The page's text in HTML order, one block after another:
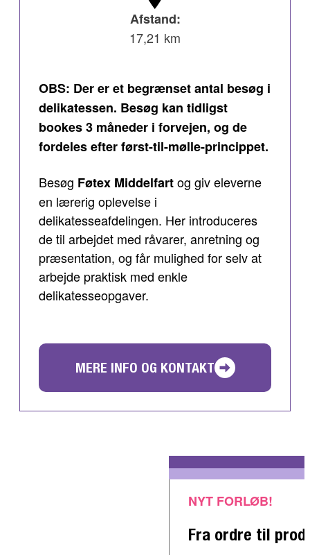
Afstand:
17,21 km
OBS: Der er et begrænset antal besøg i
delikatessen. Besøg kan tidligst
bookes 3 måneder i forvejen, og de
fordeles efter først-til-mølle-princippet.
Besøg Føtex Middelfartog giv eleverne
en lærerig oplevelse i
delikatesseafdelingen. Her introduceres
de til arbejdet med råvarer, anretning og
præsentation, og får mulighed for selv at
arbejde praktisk med enkle
delikatesseopgaver.
MERE INFO OG KONTAKT
NYT FORLØB!
Fra ordre til